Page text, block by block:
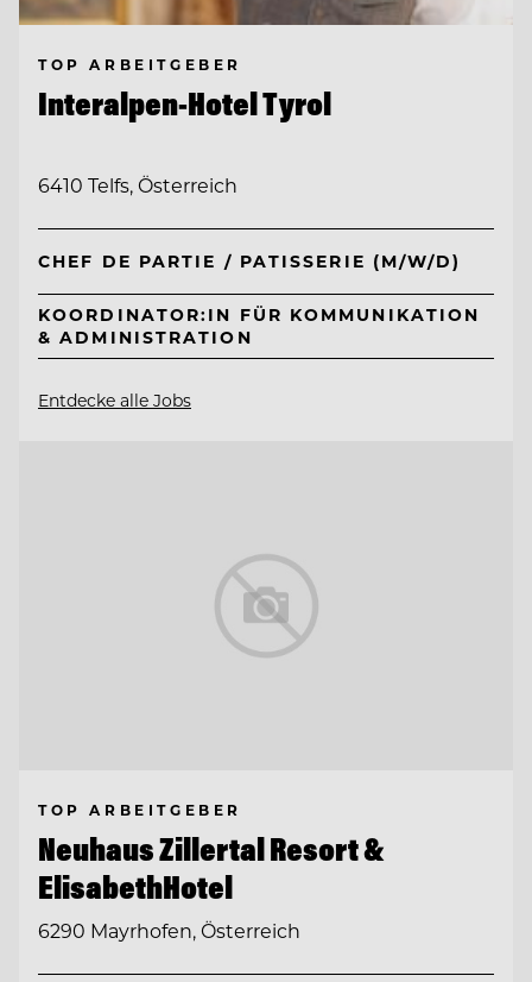
TOP ARBEITGEBER
Interalpen-Hotel Tyrol
6410 Telfs, Österreich
CHEF DE PARTIE / PATISSERIE (M/W/D)
KOORDINATOR:IN FÜR KOMMUNIKATION
& ADMINISTRATION
Entdecke alle Jobs
TOP ARBEITGEBER
Neuhaus Zillertal Resort &
ElisabethHotel
6290 Mayrhofen, Österreich